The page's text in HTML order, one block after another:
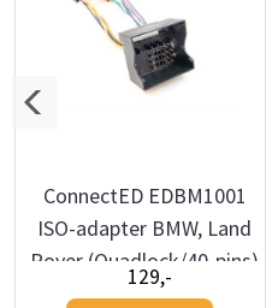
ConnectED EDBM1001
ISO-adapter BMW, Land
Rover (Quadlock/40-pins)
129,-